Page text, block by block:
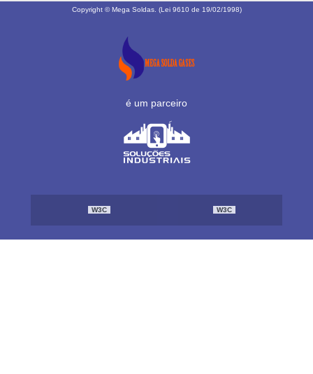
Copyright © Mega Soldas. (Lei 9610 de 19/02/1998)
é um parceiro
W3C W3C